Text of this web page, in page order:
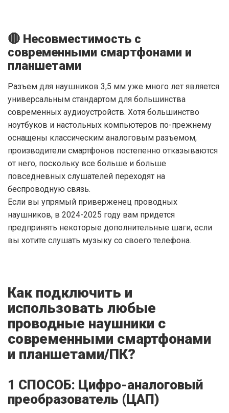
🔴 Несовместимость с
современными смартфонами и
планшетами
Разъем для наушников 3,5 мм уже много лет является
универсальным стандартом для большинства
современных аудиоустройств. Хотя большинство
ноутбуков и настольных компьютеров по-прежнему
оснащены классическим аналоговым разъемом,
производители смартфонов постепенно отказываются
от него, поскольку все больше и больше
повседневных слушателей переходят на
беспроводную связь.
Если вы упрямый приверженец проводных
наушников, в 2024-2025 году вам придется
предпринять некоторые дополнительные шаги, если
вы хотите слушать музыку со своего телефона.
Как подключить и
использовать любые
проводные наушники с
современными смартфонами
и планшетами/ПК?
1 СПОСОБ: Цифро-аналоговый
преобразователь (ЦАП)